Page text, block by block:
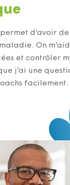
d’avoir
On
et contrôler
j’ai une
facilement.